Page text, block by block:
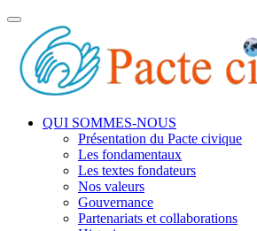
Toggle
navigation
QUI SOMMES-NOUS
Présentation du Pacte civique
Les fondamentaux
Les textes fondateurs
Nos valeurs
Gouvernance
Partenariats et collaborations